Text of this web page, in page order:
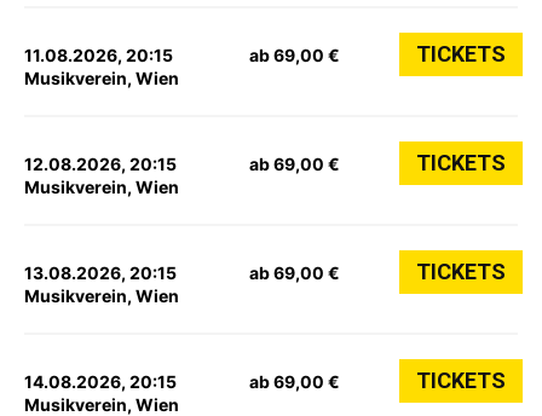
11.08.2026, 20:15
Musikverein, Wien
ab 69,00 € TICKETS
12.08.2026, 20:15
Musikverein, Wien
ab 69,00 € TICKETS
13.08.2026, 20:15
Musikverein, Wien
ab 69,00 € TICKETS
14.08.2026, 20:15
Musikverein, Wien
ab 69,00 € TICKETS